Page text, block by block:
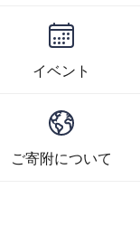
イベント
ご寄附について